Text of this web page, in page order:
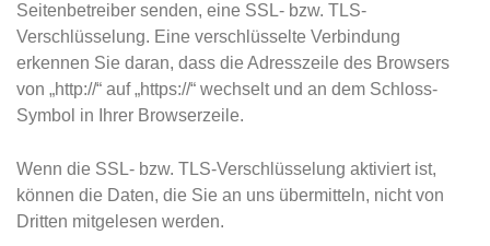
Seitenbetreiber senden, eine SSL- bzw. TLS-
Verschlüsselung. Eine verschlüsselte Verbindung
erkennen Sie daran, dass die Adresszeile des Browsers
von „http://“ auf „https://“ wechselt und an dem Schloss-
Symbol in Ihrer Browserzeile.
Wenn die SSL- bzw. TLS-Verschlüsselung aktiviert ist,
können die Daten, die Sie an uns übermitteln, nicht von
Dritten mitgelesen werden.